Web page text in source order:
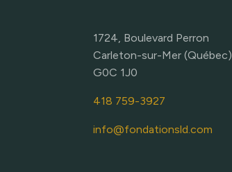
1724, Boulevard Perron
Carleton-sur-Mer (Québec)
G0C 1J0
418 759-3927
info@fondationsld.com